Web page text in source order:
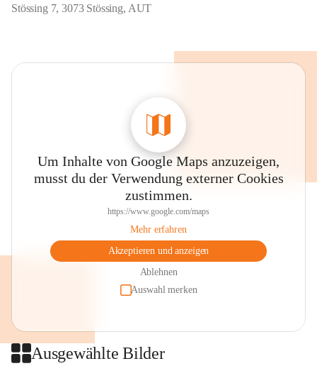
Stössing 7, 3073 Stössing, AUT
Um Inhalte von Google Maps anzuzeigen,
musst du der Verwendung externer Cookies
zustimmen.
https://www.google.com/maps
Mehr erfahren
Akzeptieren und anzeigen
Ablehnen
Auswahl merken
Ausgewählte Bilder